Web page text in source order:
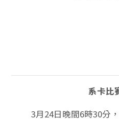
系卡比
3月24日晚間6時30分，